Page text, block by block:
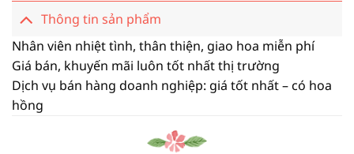
Thông tin sản phẩm
Nhân viên nhiệt tình, thân thiện, giao hoa miễn phí
Giá bán, khuyến mãi luôn tốt nhất thị trường
Dịch vụ bán hàng doanh nghiệp: giá tốt nhất – có hoa
hồng